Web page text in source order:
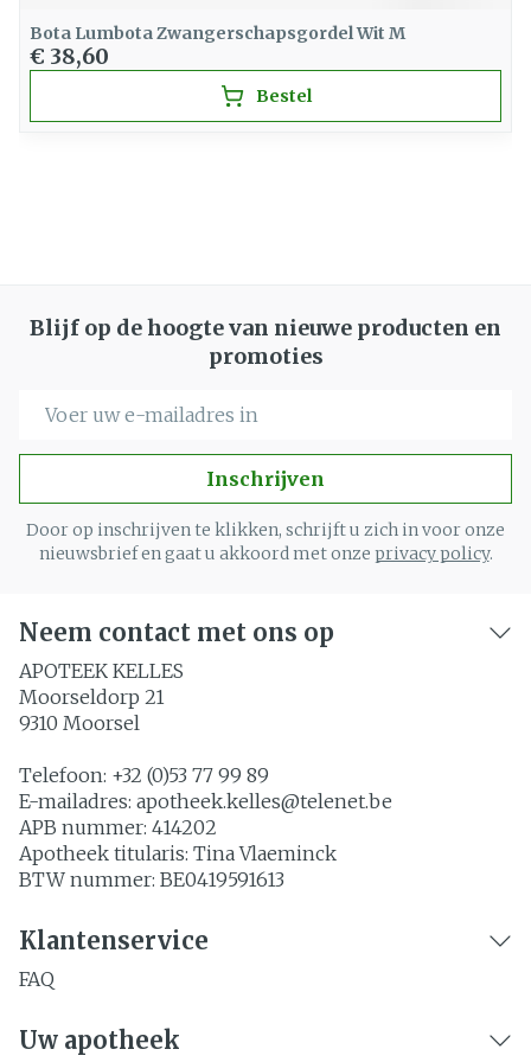
Bota Lumbota Zwangerschapsgordel Wit M
€ 38,60
Bestel
Blijf op de hoogte van nieuwe producten en
promoties
Inschrijven
Door op inschrijven te klikken, schrijft u zich in voor onze
nieuwsbrief en gaat u akkoord met onze privacy policy.
Neem contact met ons op
APOTEEK KELLES
Moorseldorp 21
9310 Moorsel
Telefoon: +32 (0)53 77 99 89
E-mailadres: apotheek.kelles@telenet.be
APB nummer: 414202
Apotheek titularis: Tina Vlaeminck
BTW nummer: BE0419591613
Klantenservice
FAQ
Uw apotheek